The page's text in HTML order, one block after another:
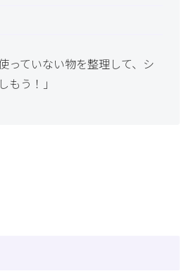
っていない物を整理して、シ
もう！」